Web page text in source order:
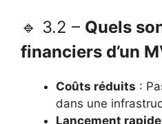
🔹 3.2 – Quels
financiers d’un
Coûts réduits :
dans une
Lancement rapide